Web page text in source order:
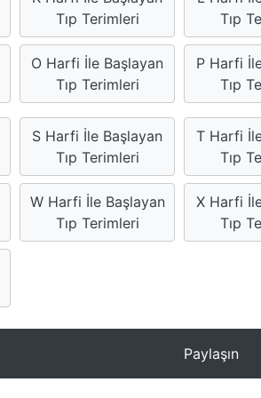
Tıp Terimleri
Tıp
O Harfi İle Başlayan
Tıp Terimleri
P Harfi
Tıp
S Harfi İle Başlayan
Tıp Terimleri
T Harfi
Tıp
W Harfi İle Başlayan
Tıp Terimleri
X Harfi
Tıp
Paylaşın